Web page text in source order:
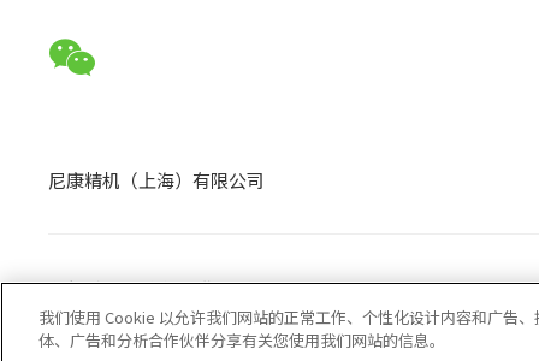
尼康精机（上海）有限公司
隐私政策 使用条款 网站地图
我们使用 Cookie 以允许我们网站的正常工作、个性化设计内容和广告
体、广告和分析合作伙伴分享有关您使用我们网站的信息。